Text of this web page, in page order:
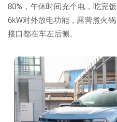
80%，午休时间充个电，吃完
6kW对外放电功能，露营煮火
接口都在车左后侧。